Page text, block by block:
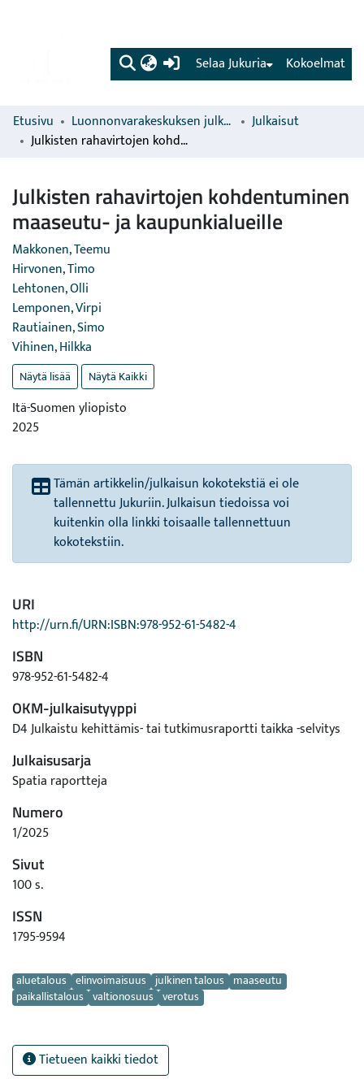
(current) Kokoelmat
Selaa Jukuria
Etusivu Luonnonvarakeskuksen julkaisut
Julkaisut
Julkisten rahavirtojen kohdentuminen maaseutu- ja kaupunkialueille
Julkisten rahavirtojen kohdentuminen
maaseutu- ja kaupunkialueille
Makkonen, Teemu
Hirvonen, Timo
Lehtonen, Olli
Lemponen, Virpi
Rautiainen, Simo
Vihinen, Hilkka
Näytä lisää Näytä Kaikki
Itä-Suomen yliopisto
2025
Tämän artikkelin/julkaisun kokotekstiä ei ole
tallennettu Jukuriin. Julkaisun tiedoissa voi
kuitenkin olla linkki toisaalle tallennettuun
kokotekstiin.
URI
http://urn.fi/URN:ISBN:978-952-61-5482-4
ISBN
978-952-61-5482-4
OKM-julkaisutyyppi
D4 Julkaistu kehittämis- tai tutkimusraportti taikka -selvitys
Julkaisusarja
Spatia raportteja
Numero
1/2025
Sivut
100 s.
ISSN
1795-9594
Avainsanat
aluetalous elinvoimaisuus julkinen talous maaseutu
paikallistalous valtionosuus verotus
Tietueen kaikki tiedot